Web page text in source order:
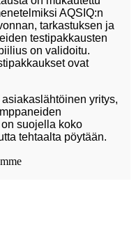
AQSIQ:n
tarkastuksen ja
testipakkausten
on validoitu.
ovat
yritys,
suojella koko
tehtaalta pöytään.